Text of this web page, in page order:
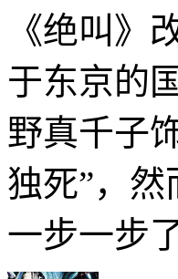
《绝叫》
于东京的
野真千子
独死”，
一步一步